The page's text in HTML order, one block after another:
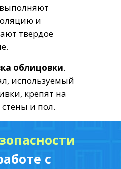
и
твердое
облицовки.
используемый
крепят на
стены и пол.
с